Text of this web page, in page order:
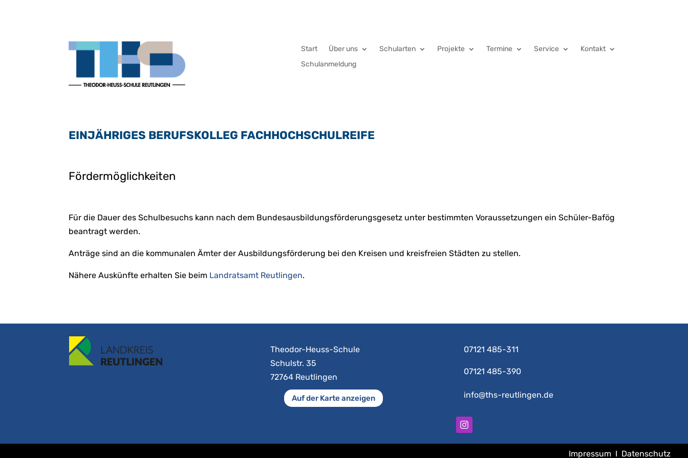
Start Über uns Schularten Projekte Termine Service
Kontakt
Schulanmeldung
EINJÄHRIGES BERUFSKOLLEG FACHHOCHSCHULREIFE
Fördermöglichkeiten
Für die Dauer des Schulbesuchs kann nach dem Bundesausbildungsförderungsgesetz unter bestimmten Voraussetzungen ein Schüler-Bafög
beantragt werden.
Anträge sind an die kommunalen Ämter der Ausbildungsförderung bei den Kreisen und kreisfreien Städten zu stellen.
Nähere Auskünfte erhalten Sie beim Landratsamt Reutlingen.
Theodor-Heuss-Schule
Schulstr. 35
72764 Reutlingen
Auf der Karte anzeigen
07121 485-311
07121 485-390
info@ths-reutlingen.de
Impressum I Datenschutz